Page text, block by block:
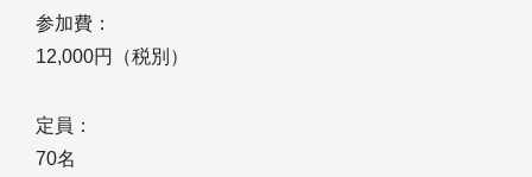
参加費：
12,000円（税別）
定員：
70名